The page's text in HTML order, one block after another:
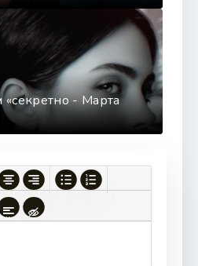
«секретно - Марта